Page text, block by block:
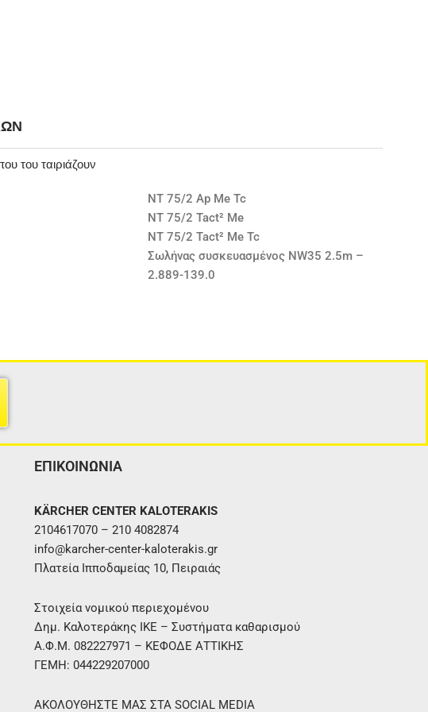
του ταιριάζουν
NT 75/2 Ap Me Tc
NT 75/2 Tact² Me
NT 75/2 Tact² Me Tc
Σωλήνας συσκευασμένος NW35 2.5m –
2.889-139.0
ΕΠΙΚΟΙΝΩΝΙΑ
KÄRCHER CENTER KALOTERAKIS
2104617070 – 210 4082874
info@karcher-center-kaloterakis.gr
Πλατεία Ιπποδαμείας 10, Πειραιάς
Στοιχεία νομικού περιεχομένου
Δημ. Καλοτεράκης ΙΚΕ – Συστήματα καθαρισμού
Α.Φ.Μ. 082227971 – ΚΕΦΟΔΕ ΑΤΤΙΚΗΣ
ΓΕΜΗ: 044229207000
ΑΚΟΛΟΥΘΗΣΤΕ ΜΑΣ ΣΤΑ SOCIAL MEDIA